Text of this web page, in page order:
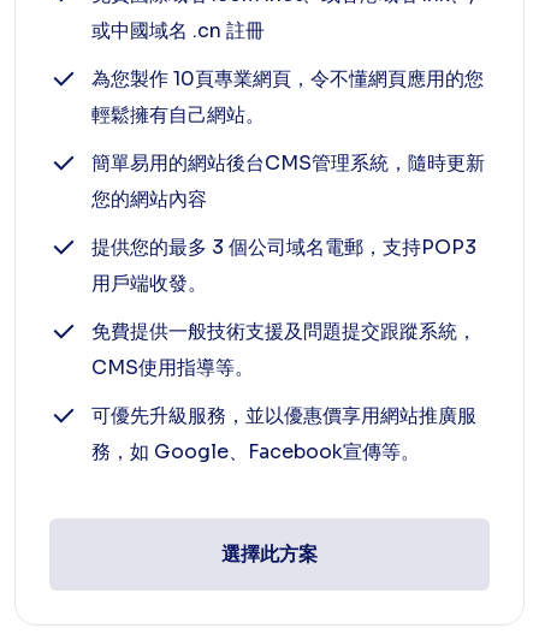
或中國域名 .cn 註冊
為您製作 10頁專業網頁，令不懂網頁應用的您
輕鬆擁有自己網站。
簡單易用的網站後台CMS管理系統，隨時更新
您的網站內容
提供您的最多 3 個公司域名電郵，支持POP3
用戶端收發。
免費提供一般技術支援及問題提交跟蹤系統，
CMS使用指導等。
可優先升級服務，並以優惠價享用網站推廣服
務，如 Google、Facebook宣傳等。
選擇此方案